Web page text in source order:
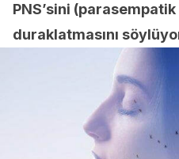
PNS’sini
duraklatmasını